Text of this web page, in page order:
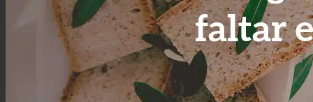
Lomo de bellota 100% ibérico
Cestas de Regalo
Surtido ibérico y jamón de la mejor calidad
Ofertas de Navidad